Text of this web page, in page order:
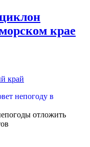
крае
край
отложить